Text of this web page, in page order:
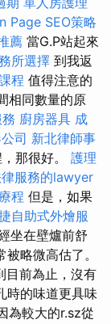
Page SEO策略
薦 當G.P站起來
所選擇 到我返
程 值得注意的
相同數量的原
廚房器具 成
司 新北律師事
那很好。 護理
服務的lawyer
程 但是，如果
自助式外燴服
坐在壁爐前舒
略微高估了。
目前為止，沒有
時的味道更具味
為較大的r.sz從